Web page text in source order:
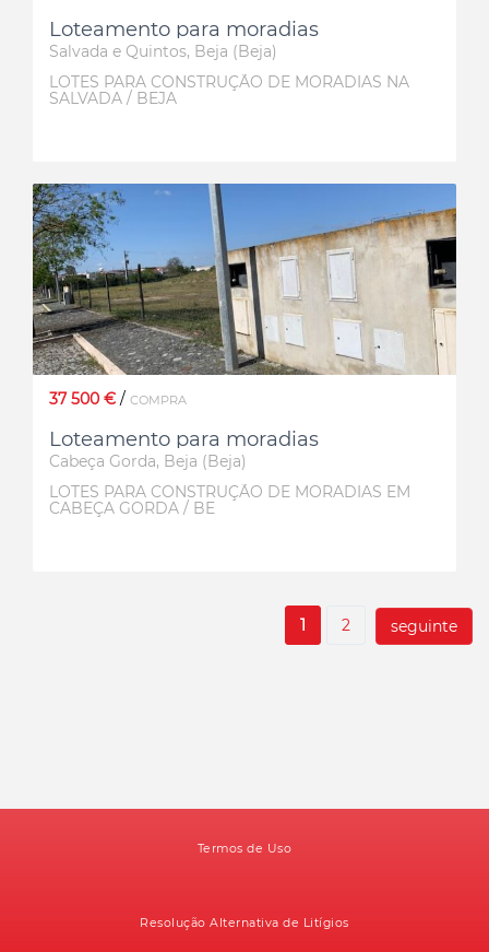
Loteamento para moradias
Salvada e Quintos, Beja (Beja)
LOTES PARA CONSTRUÇÃO DE MORADIAS NA
SALVADA / BEJA
37 500 € / COMPRA
Loteamento para moradias
Cabeça Gorda, Beja (Beja)
LOTES PARA CONSTRUÇÃO DE MORADIAS EM
CABEÇA GORDA / BE
1 2 seguinte
Termos de Uso
Resolução Alternativa de Litígios